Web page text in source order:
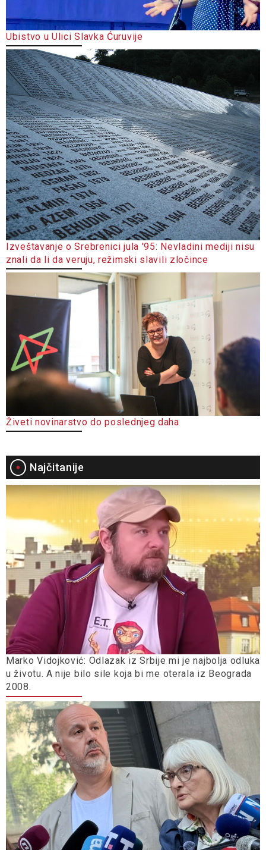
Ubistvo u Ulici Slavka Ćuruvije
Izveštavanje o Srebrenici jula '95: Nevladini mediji nisu
znali da li da veruju, režimski slavili zločince
Živeti novinarstvo do poslednjeg daha
Najčitanije
Marko Vidojković: Odlazak iz Srbije mi je najbolja odluka
u životu. A nije bilo sile koja bi me oterala iz Beograda
2008.